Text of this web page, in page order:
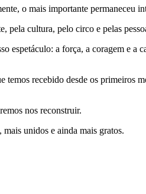
o mais importante permaneceu
pela cultura, pelo circo e pelas
a força, a coragem e a
recebido desde os primeiros
nos reconstruir.
unidos e ainda mais gratos.